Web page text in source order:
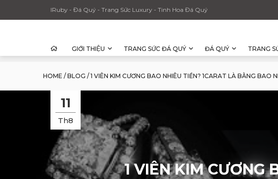
IRuby - Đá Quý - Trang Sức Luxury - Tinh Hoa Đá Quý
GIỚI THIỆU TRANG SỨC ĐÁ QUÝ ĐÁ QUÝ TRANG
HOME / BLOG / 1 VIÊN KIM CƯƠNG BAO NHIÊU TIỀN? 1CARAT LÀ BẰNG BAO
11
Th8
1 VIÊN KIM CƯƠNG